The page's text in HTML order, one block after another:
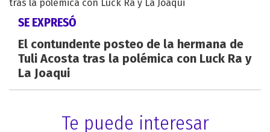
SE EXPRESÓ
El contundente posteo de la hermana de
Tuli Acosta tras la polémica con Luck Ra y
La Joaqui
Te puede interesar